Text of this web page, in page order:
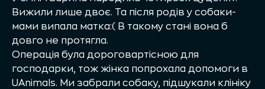
Вижили лише двоє. Та після родів у собаки-
мами випала матка:( В такому стані вона б
довго не протягла.
Операція була дороговартісною для
господарки, тож жінка попрохала допомоги в
UAnimals. Ми забрали собаку, підшукали клініку